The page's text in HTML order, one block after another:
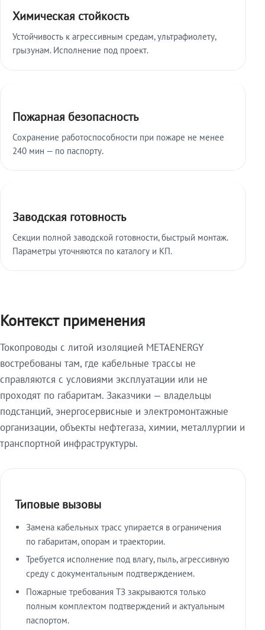
Химическая стойкость
Устойчивость к агрессивным средам, ультрафиолету,
грызунам. Исполнение под проект.
Пожарная безопасность
Сохранение работоспособности при пожаре не менее
240 мин — по паспорту.
Заводская готовность
Секции полной заводской готовности, быстрый монтаж.
Параметры уточняются по каталогу и КП.
Контекст применения
Токопроводы с литой изоляцией METAENERGY
востребованы там, где кабельные трассы не
справляются с условиями эксплуатации или не
проходят по габаритам. Заказчики — владельцы
подстанций, энергосервисные и электромонтажные
организации, объекты нефтегаза, химии, металлургии и
транспортной инфраструктуры.
Типовые вызовы
Замена кабельных трасс упирается в ограничения
по габаритам, опорам и траектории.
Требуется исполнение под влагу, пыль, агрессивную
среду с документальным подтверждением.
Пожарные требования ТЗ закрываются только
полным комплектом подтверждений и актуальным
паспортом.